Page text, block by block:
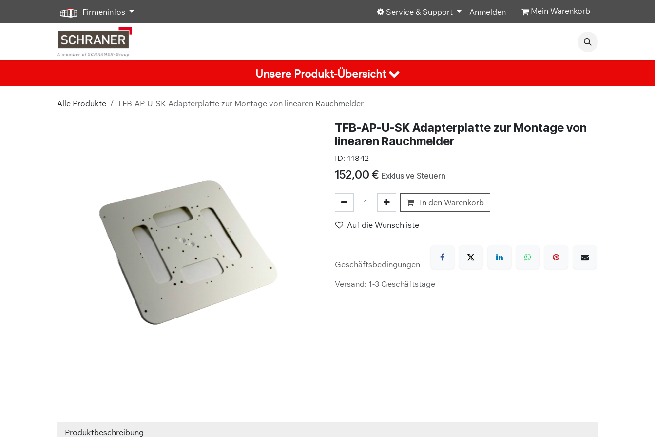
Zum Inhalt springen
Firmeninfos Service & Support Anmelden Mein Warenkorb
Unsere Produkt-Übersicht
Alle Produkte TFB-AP-U-SK Adapterplatte zur Montage von linearen Rauchmelder
TFB-AP-U-SK Adapterplatte zur Montage von
linearen Rauchmelder
ID: 11842
152,00 € Exklusive Steuern
In den Warenkorb
Auf die Wunschliste
Geschäftsbedingungen
Versand: 1-3 Geschäftstage
Produktbeschreibung